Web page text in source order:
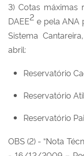
3) Cotas máximas
DAEE2 e pela ANA
Sistema
abril:
Reservatório
Reservatório
Reservatório
OBS (2) - “Nota